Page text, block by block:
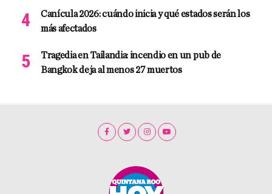
Canícula 2026: cuándo inicia y qué estados serán los
más afectados
Tragedia en Tailandia: incendio en un pub de
Bangkok deja al menos 27 muertos